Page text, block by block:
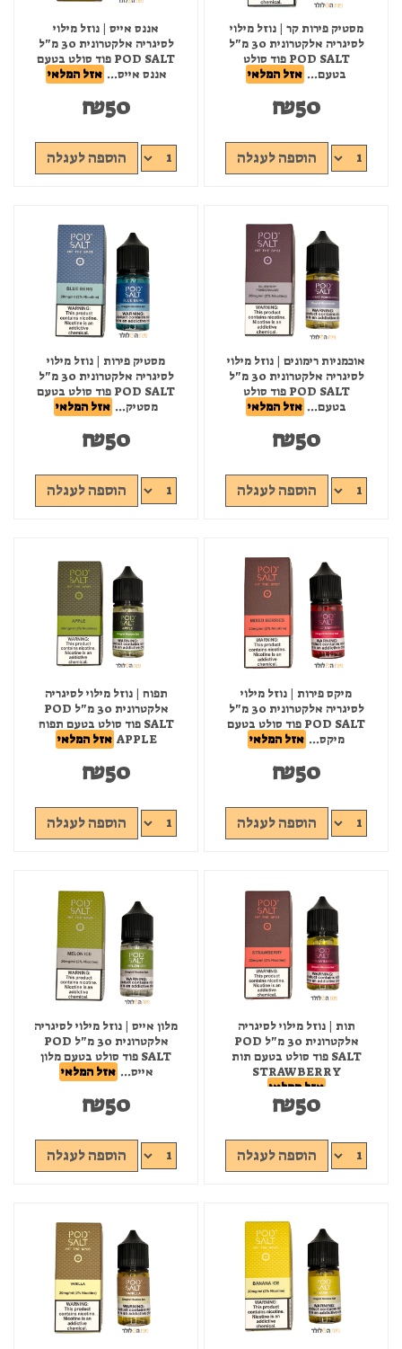
מסטיק פירות קר | נוזל מילוי
לסיגריה אלקטרונית 30 מ"ל
POD SALT פוד סולט
בטעם... אזל המלאי
₪50
הוספה לעגלה
אננס אייס | נוזל מילוי
לסיגריה אלקטרונית 30 מ"ל
POD SALT פוד סולט בטעם
אננס אייס... אזל המלאי
₪50
הוספה לעגלה
אוכמניות רימונים | נוזל מילוי
לסיגריה אלקטרונית 30 מ"ל
POD SALT פוד סולט
בטעם... אזל המלאי
₪50
הוספה לעגלה
מסטיק פירות | נוזל מילוי
לסיגריה אלקטרונית 30 מ"ל
POD SALT פוד סולט בטעם
מסטיק... אזל המלאי
₪50
הוספה לעגלה
מיקס פירות | נוזל מילוי
לסיגריה אלקטרונית 30 מ"ל
POD SALT פוד סולט בטעם
מיקס... אזל המלאי
₪50
הוספה לעגלה
תפוח | נוזל מילוי לסיגריה
אלקטרונית 30 מ"ל POD
SALT פוד סולט בטעם תפוח
APPLE אזל המלאי
₪50
הוספה לעגלה
תות | נוזל מילוי לסיגריה
אלקטרונית 30 מ"ל POD
SALT פוד סולט בטעם תות
STRAWBERRY
אזל המלאי
₪50
הוספה לעגלה
מלון אייס | נוזל מילוי לסיגריה
אלקטרונית 30 מ"ל POD
SALT פוד סולט בטעם מלון
אייס... אזל המלאי
₪50
הוספה לעגלה